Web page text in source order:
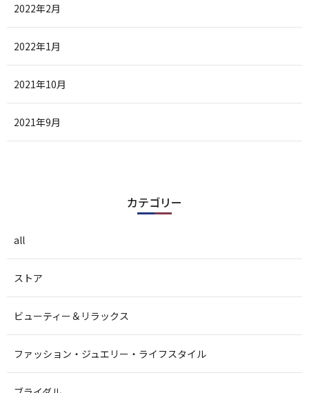
2022年2月
2022年1月
2021年10月
2021年9月
カテゴリー
all
ストア
ビューティー＆リラックス
ファッション・ジュエリー・ライフスタイル